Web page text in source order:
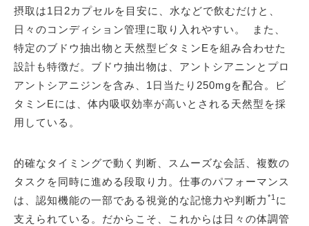
摂取は1日2カプセルを目安に、水などで飲むだけと、
日々のコンディション管理に取り入れやすい。 また、
特定のブドウ抽出物と天然型ビタミンEを組み合わせた
設計も特徴だ。ブドウ抽出物は、アントシアニンとプロ
アントシアニジンを含み、1日当たり250mgを配合。ビ
タミンEには、体内吸収効率が高いとされる天然型を採
用している。
的確なタイミングで動く判断、スムーズな会話、複数の
タスクを同時に進める段取り力。仕事のパフォーマンス
は、認知機能の一部である視覚的な記憶力や判断力 *1 に
支えられている。だからこそ、これからは日々の体調管